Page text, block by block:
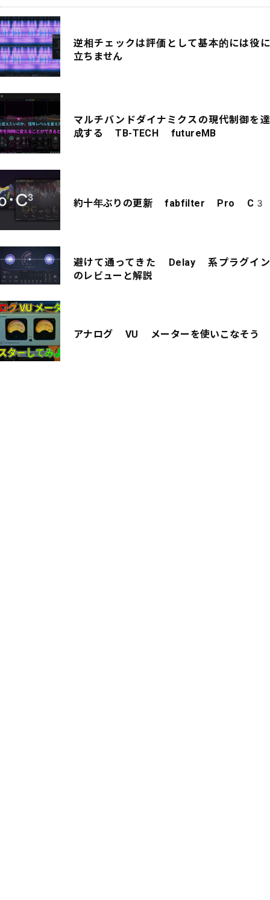
逆相チェックは評価として基本的には役に
立ちません
マルチバンドダイナミクスの現代制御を達
成する TB-TECH futureMB
約十年ぶりの更新 fabfilter Pro C3
避けて通ってきた Delay 系プラグイン
のレビューと解説
アナログ VU メーターを使いこなそう